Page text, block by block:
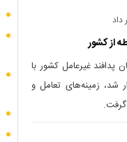
از کشور
غیرعامل کشور با
شد، زمینه‌های تعامل و
گرفت.